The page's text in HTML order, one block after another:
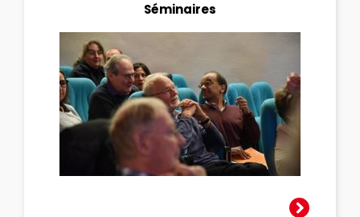
Séminaires